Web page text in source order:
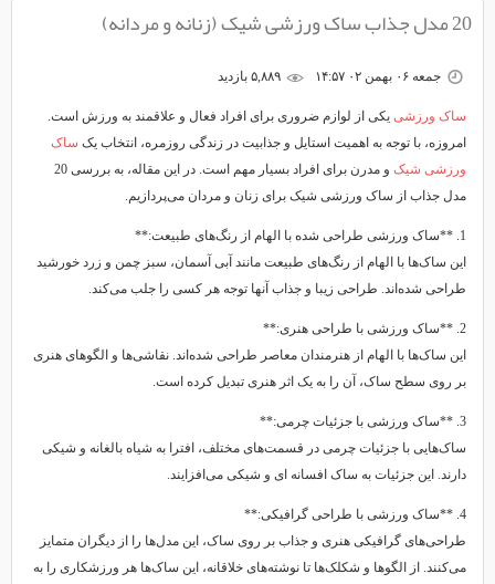
20 مدل جذاب ساک ورزشی شیک (زنانه و مردانه)
جمعه ۰۶ بهمن ۰۲ ۱۴:۵۷
ساک ورزشی یکی از لوازم ضروری برای افراد فعال و علاقمند به ورزش است.
امروزه، با توجه به اهمیت استایل و جذابیت در زندگی روزمره، انتخاب یک ساک
ورزشی شیک
و مدرن برای افراد بسیار مهم است. در این مقاله، به بررسی 20
مدل جذاب از ساک ورزشی شیک برای زنان و مردان می‌پردازیم.
1. **ساک ورزشی طراحی شده با الهام از رنگ‌های طبیعت:**
این ساک‌ها با الهام از رنگ‌های طبیعت مانند آبی آسمان، سبز چمن و زرد خورشید
طراحی شده‌اند. طراحی زیبا و جذاب آنها توجه هر کسی را جلب می‌کند.
2. **ساک ورزشی با طراحی هنری:**
این ساک‌ها با الهام از هنرمندان معاصر طراحی شده‌اند. نقاشی‌ها و الگوهای هنری
بر روی سطح ساک، آن را به یک اثر هنری تبدیل کرده است.
3. **ساک ورزشی با جزئیات چرمی:**
ساک‌هایی با جزئیات چرمی در قسمت‌های مختلف، افترا به شیاه بالغانه و شیکی
دارند. این جزئیات به ساک افسانه ای و شیکی می‌افزایند.
4. **ساک ورزشی با طراحی گرافیکی:**
طراحی‌های گرافیکی هنری و جذاب بر روی ساک، این مدل‌ها را از دیگران متمایز
می‌کنند. از الگوها و شکلک‌ها تا نوشته‌های خلاقانه، این ساک‌ها هر ورزشکاری را به